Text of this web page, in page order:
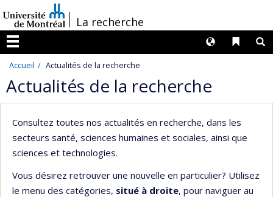
au
contenu
/La recherche
Menu
Liens
Langues
Accueil Actualités de la recherche
Actualités de la recherche
Consultez toutes nos actualités en recherche, dans les
secteurs santé, sciences humaines et sociales, ainsi que
sciences et technologies.
Vous désirez retrouver une nouvelle en particulier? Utilisez
le menu des catégories, situé à droite, pour naviguer au